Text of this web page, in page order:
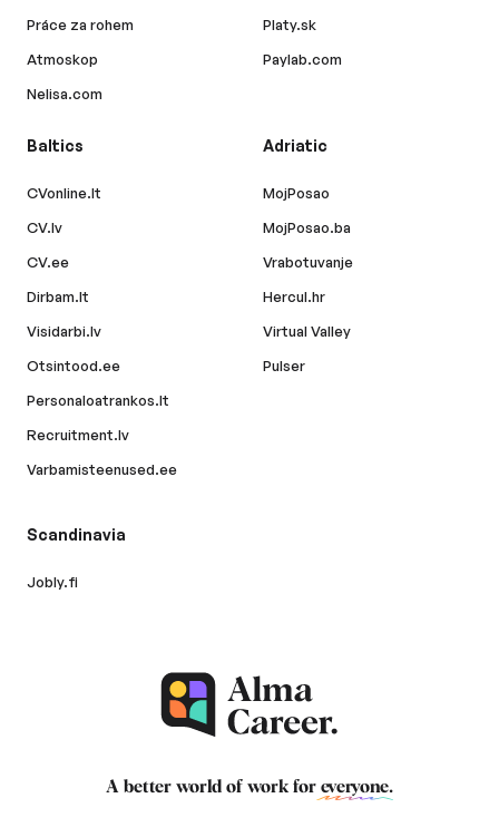
Práce za rohem
Atmoskop
Nelisa.com
Platy.sk
Paylab.com
Baltics
CVonline.lt
CV.lv
CV.ee
Dirbam.lt
Visidarbi.lv
Otsintood.ee
Personaloatrankos.lt
Recruitment.lv
Varbamisteenused.ee
Adriatic
MojPosao
MojPosao.ba
Vrabotuvanje
Hercul.hr
Virtual Valley
Pulser
Scandinavia
Jobly.fi
A better world of work for everyone.